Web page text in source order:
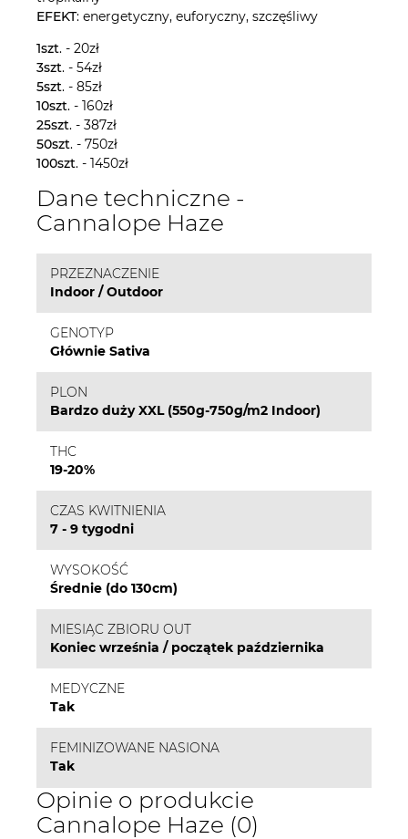
EFEKT: energetyczny, euforyczny, szczęśliwy
1szt. - 20zł
3szt. - 54zł
5szt. - 85zł
10szt. - 160zł
25szt. - 387zł
50szt. - 750zł
100szt. - 1450zł
Dane techniczne -
Cannalope Haze
PRZEZNACZENIE
Indoor / Outdoor
GENOTYP
Głównie Sativa
PLON
Bardzo duży XXL (550g-750g/m2 Indoor)
THC
19-20%
CZAS KWITNIENIA
7 - 9 tygodni
WYSOKOŚĆ
Średnie (do 130cm)
MIESIĄC ZBIORU OUT
Koniec września / początek października
MEDYCZNE
Tak
FEMINIZOWANE NASIONA
Tak
Opinie o produkcie
Cannalope Haze (0)